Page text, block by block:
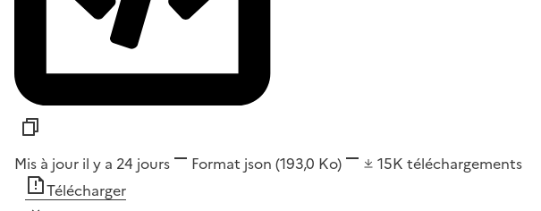
Mis à jour il y a 24 jours Format json (193,0 Ko) 15K téléchargements
Télécharger